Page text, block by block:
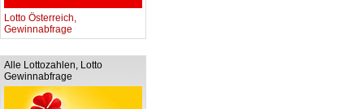
Lotto Österreich,
Gewinnabfrage
Alle Lottozahlen, Lotto
Gewinnabfrage